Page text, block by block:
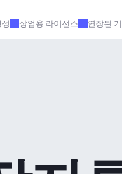
상업용 라이선스 연장된